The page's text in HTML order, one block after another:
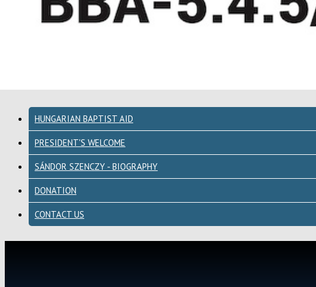
HUNGARIAN BAPTIST AID
PRESIDENT'S WELCOME
SÁNDOR SZENCZY - BIOGRAPHY
DONATION
CONTACT US